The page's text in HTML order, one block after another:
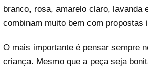
branco, rosa, amarelo claro, lavanda
combinam muito bem com propostas
O mais importante é pensar sempre
criança. Mesmo que a peça seja